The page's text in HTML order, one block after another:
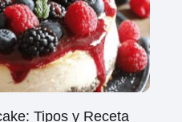
Tipos y Receta